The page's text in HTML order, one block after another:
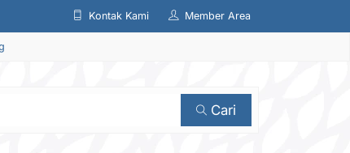
Kontak Kami Member Area
Cari